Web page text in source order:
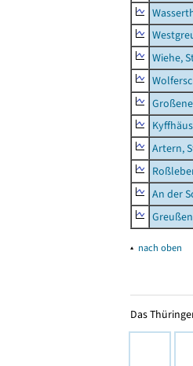
Wiehe,
Artern,
An der
▴ nach oben
Das